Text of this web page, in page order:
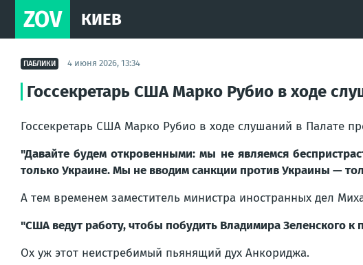
ZOV КИЕВ
ПАБЛИКИ 4 июня 2026, 13:34
Госсекретарь США Марко Рубио в ходе
Госсекретарь США Марко Рубио в ходе слушаний в Палате
"Давайте будем откровенными: мы не являемся
только Украине. Мы не вводим санкции против Украины —
А тем временем заместитель министра иностранных дел
"США ведут работу, чтобы побудить Владимира Зеленского
Ох уж этот неистребимый пьянящий дух Анкориджа.